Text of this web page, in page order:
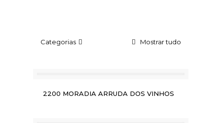
Categorias Mostrar tudo
2200 MORADIA ARRUDA DOS VINHOS